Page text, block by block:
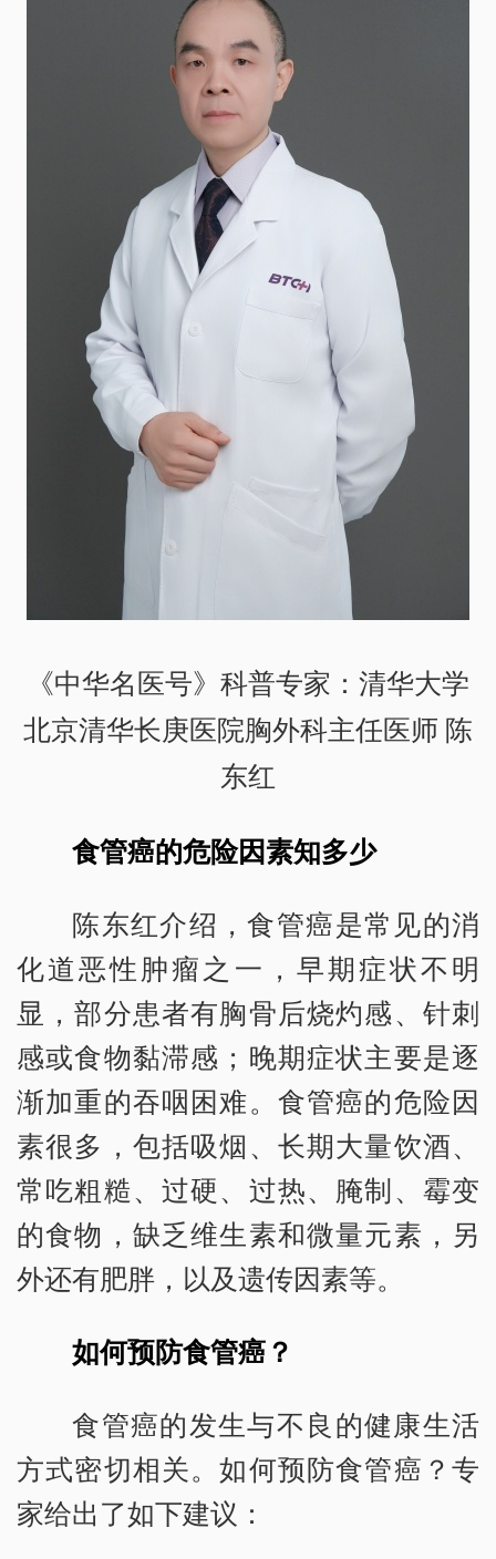
《中华名医号》科普专家：清华大学
北京清华长庚医院胸外科主任医师 陈
东红
食管癌的危险因素知多少
陈东红介绍，食管癌是常见的消
化道恶性肿瘤之一，早期症状不明
显，部分患者有胸骨后烧灼感、针刺
感或食物黏滞感；晚期症状主要是逐
渐加重的吞咽困难。食管癌的危险因
素很多，包括吸烟、长期大量饮酒、
常吃粗糙、过硬、过热、腌制、霉变
的食物，缺乏维生素和微量元素，另
外还有肥胖，以及遗传因素等。
如何预防食管癌？
食管癌的发生与不良的健康生活
方式密切相关。如何预防食管癌？专
家给出了如下建议：